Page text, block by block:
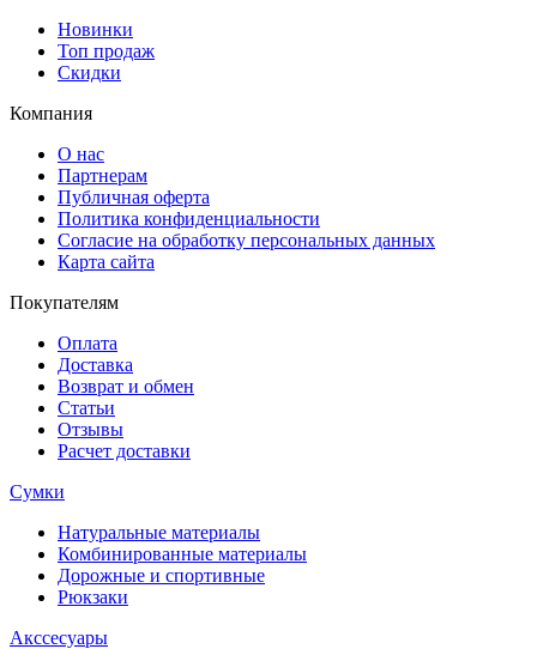
Новинки
Топ продаж
Скидки
Компания
О нас
Партнерам
Публичная оферта
Политика конфиденциальности
Согласие на обработку персональных данных
Карта сайта
Покупателям
Оплата
Доставка
Возврат и обмен
Статьи
Отзывы
Расчет доставки
Сумки
Натуральные материалы
Комбинированные материалы
Дорожные и спортивные
Рюкзаки
Акссесуары